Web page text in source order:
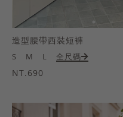
造型腰帶西裝短褲
S M L 全尺碼
NT.690